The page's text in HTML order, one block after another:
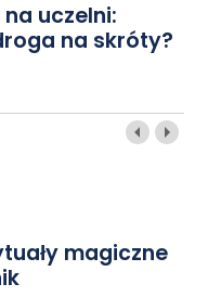
uczelni:
na skróty?
magiczne